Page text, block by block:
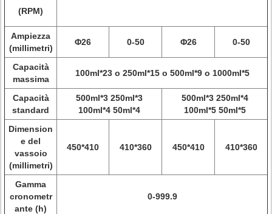
(RPM)
Ampiezza
(millimetri)
Φ26 0-50 Φ26 0-50
Capacità
massima
100ml*23 o 250ml*15 o 500ml*9 o 1000ml*5
Capacità
standard
500ml*3 250ml*3
100ml*4 50ml*4
500ml*3 250ml*4
100ml*5 50ml*5
Dimension
e del
vassoio
(millimetri)
450*410 410*360 450*410 410*360
Gamma
cronometr
ante (h)
0-999.9